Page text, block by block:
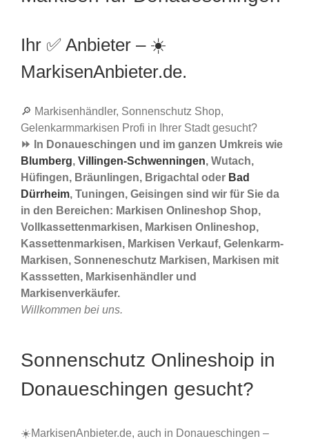
Ihr ✅ Anbieter – ☀️
MarkisenAnbieter.de.
🔎 Markisenhändler, Sonnenschutz Shop,
Gelenkarmmarkisen Profi in Ihrer Stadt gesucht?
⏩ In Donaueschingen und im ganzen Umkreis wie
Blumberg, Villingen-Schwenningen, Wutach,
Hüfingen, Bräunlingen, Brigachtal oder Bad
Dürrheim, Tuningen, Geisingen sind wir für Sie da
in den Bereichen: Markisen Onlineshop Shop,
Vollkassettenmarkisen, Markisen Onlineshop,
Kassettenmarkisen, Markisen Verkauf, Gelenkarm-
Markisen, Sonneneschutz Markisen, Markisen mit
Kasssetten, Markisenhändler und
Markisenverkäufer.
Willkommen bei uns.
Sonnenschutz Onlineshoip in
Donaueschingen gesucht?
☀️MarkisenAnbieter.de, auch in Donaueschingen –